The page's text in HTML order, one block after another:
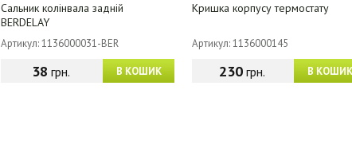
Сальник колінвала задній
BERDELAY
Артикул: 1136000031-BER
В КОШИК
38 грн.
Кришка корпусу термостату
Артикул: 1136000145
В КОШИК
230грн.